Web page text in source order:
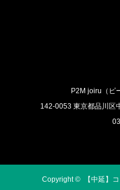
P2M joiru（ピ
142-0053 東京都品川区
Copyright © 【中延】